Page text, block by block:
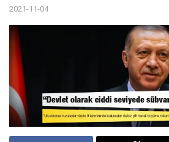
2021-11-04